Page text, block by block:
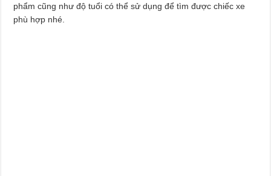
phẩm cũng như độ tuổi có thể sử dụng để tìm được chiếc xe
phù hợp nhé.